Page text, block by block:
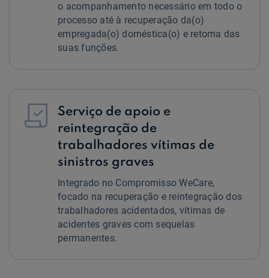
o acompanhamento necessário em todo o
processo até à recuperação da(o)
empregada(o) doméstica(o) e retoma das
suas funções.

Serviço de apoio e
reintegração de
trabalhadores vítimas de
sinistros graves
Integrado no Compromisso WeCare,
focado na recuperação e reintegração dos
trabalhadores acidentados, vítimas de
acidentes graves com sequelas
permanentes.